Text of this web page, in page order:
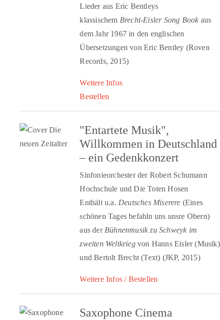
Lieder aus Eric Bentleys
klassischem Brecht-Eisler Song Book aus
dem Jahr 1967 in den englischen
Übersetzungen von Eric Bentley (Roven
Records, 2015)
Weitere Infos
Bestellen
"Entartete Musik",
Willkommen in Deutschland
– ein Gedenkkonzert
Sinfonieorchester der Robert Schumann
Hochschule und Die Toten Hosen
Enthält u.a. Deutsches Miserere (Eines
schönen Tages befahln uns unsre Obern)
aus der Bühnenmusik zu Schweyk im
zweiten Weltkriegvon Hanns Eisler (Musik)
und Bertolt Brecht (Text) (JKP, 2015)
Weitere Infos / Bestellen
Saxophone Cinema